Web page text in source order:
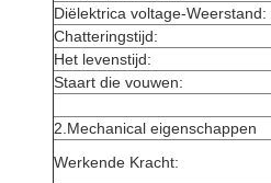
Diëlektrica voltage-Weerstand:
Chatteringstijd:
Het levenstijd:
Staart die vouwen:
2.Mechanical eigenschappen
Werkende Kracht: